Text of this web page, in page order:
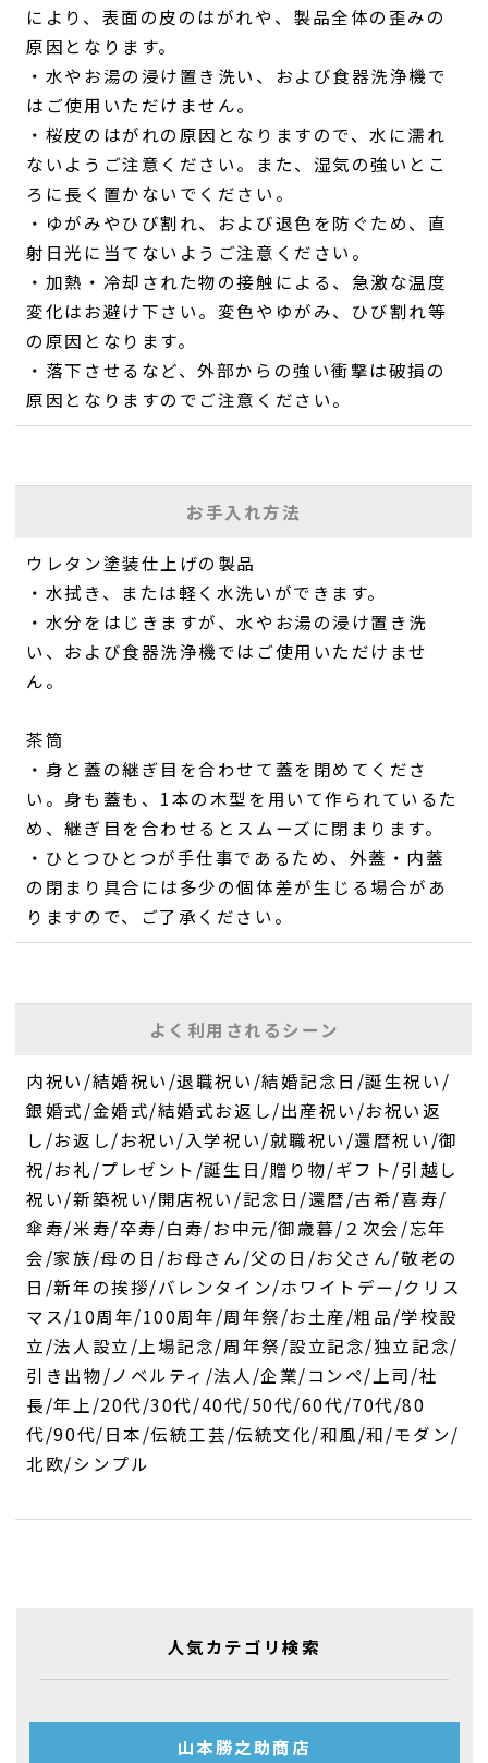
により、表面の皮のはがれや、製品全体の歪みの
原因となります。
・水やお湯の浸け置き洗い、および食器洗浄機で
はご使用いただけません。
・桜皮のはがれの原因となりますので、水に濡れ
ないようご注意ください。また、湿気の強いとこ
ろに長く置かないでください。
・ゆがみやひび割れ、および退色を防ぐため、直
射日光に当てないようご注意ください。
・加熱・冷却された物の接触による、急激な温度
変化はお避け下さい。変色やゆがみ、ひび割れ等
の原因となります。
・落下させるなど、外部からの強い衝撃は破損の
原因となりますのでご注意ください。
お手入れ方法
ウレタン塗装仕上げの製品
・水拭き、または軽く水洗いができます。
・水分をはじきますが、水やお湯の浸け置き洗
い、および食器洗浄機ではご使用いただけませ
ん。
茶筒
・身と蓋の継ぎ目を合わせて蓋を閉めてくださ
い。身も蓋も、1本の木型を用いて作られているた
め、継ぎ目を合わせるとスムーズに閉まります。
・ひとつひとつが手仕事であるため、外蓋・内蓋
の閉まり具合には多少の個体差が生じる場合があ
りますので、ご了承ください。
よく利用されるシーン
内祝い/結婚祝い/退職祝い/結婚記念日/誕生祝い/
銀婚式/金婚式/結婚式お返し/出産祝い/お祝い返
し/お返し/お祝い/入学祝い/就職祝い/還暦祝い/御
祝/お礼/プレゼント/誕生日/贈り物/ギフト/引越し
祝い/新築祝い/開店祝い/記念日/還暦/古希/喜寿/
傘寿/米寿/卒寿/白寿/お中元/御歳暮/２次会/忘年
会/家族/母の日/お母さん/父の日/お父さん/敬老の
日/新年の挨拶/バレンタイン/ホワイトデー/クリス
マス/10周年/100周年/周年祭/お土産/粗品/学校設
立/法人設立/上場記念/周年祭/設立記念/独立記念/
引き出物/ノベルティ/法人/企業/コンペ/上司/社
長/年上/20代/30代/40代/50代/60代/70代/80
代/90代/日本/伝統工芸/伝統文化/和風/和/モダン/
北欧/シンプル
人気カテゴリ検索
山本勝之助商店